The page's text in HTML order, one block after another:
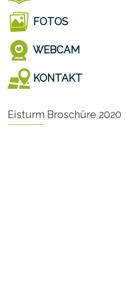
FOTOS
WEBCAM
KONTAKT
Eisturm Broschüre 2020